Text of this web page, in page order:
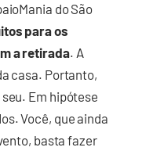
do São
para os
a retirada. A
casa. Portanto,
Em hipótese
Você, que ainda
basta fazer